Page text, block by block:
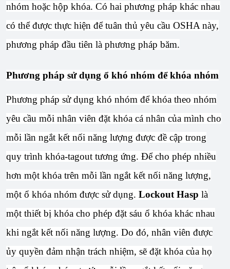
nhóm hoặc hộp khóa. Có hai phương pháp khác nhau
có thể được thực hiện để tuân thủ yêu cầu OSHA này,
phương pháp đầu tiên là phương pháp băm.
Phương pháp sử dụng ổ khó nhóm để khóa nhóm
Phương pháp sử dụng khó nhóm để khóa theo nhóm
yêu cầu mỗi nhân viên đặt khóa cá nhân của mình cho
mỗi lần ngắt kết nối năng lượng được đề cập trong
quy trình khóa-tagout tương ứng. Để cho phép nhiều
hơn một khóa trên mỗi lần ngắt kết nối năng lượng,
một ổ khóa nhóm được sử dụng. Lockout Hasp là
một thiết bị khóa cho phép đặt sáu ổ khóa khác nhau
khi ngắt kết nối năng lượng. Do đó, nhân viên được
ủy quyền đảm nhận trách nhiệm, sẽ đặt khóa của họ